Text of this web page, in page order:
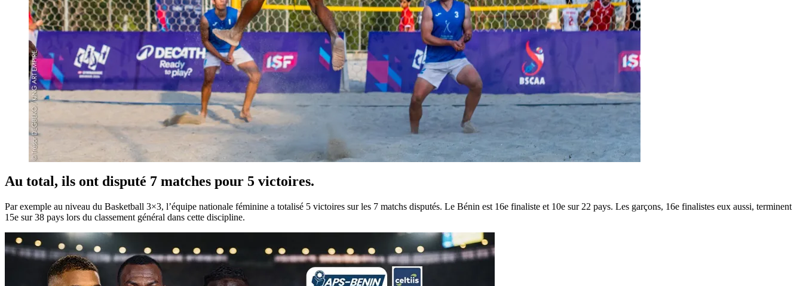
Au total, ils ont disputé 7 matches pour 5 victoires.
Par exemple au niveau du Basketball 3×3, l’équipe nationale féminine a totalisé 5 victoires sur les 7 matchs disputés. Le Bénin est 16e finaliste et 10e sur 22 pays. Les garçons, 16e finalistes eux aussi, terminent
15e sur 38 pays lors du classement général dans cette discipline.